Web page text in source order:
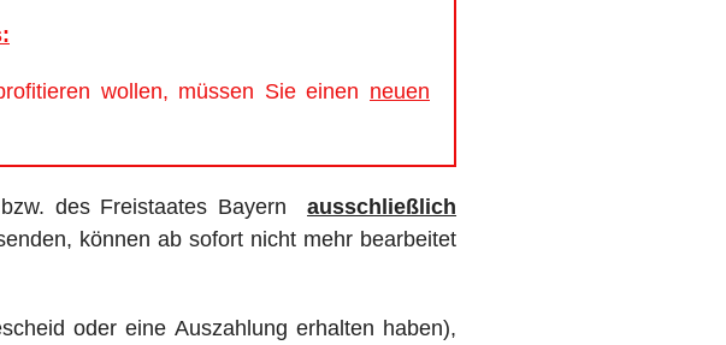
wollen, müssen Sie einen neuen
des Freistaates Bayern
ausschließlich
können ab sofort nicht mehr bearbeitet
oder eine Auszahlung erhalten haben),